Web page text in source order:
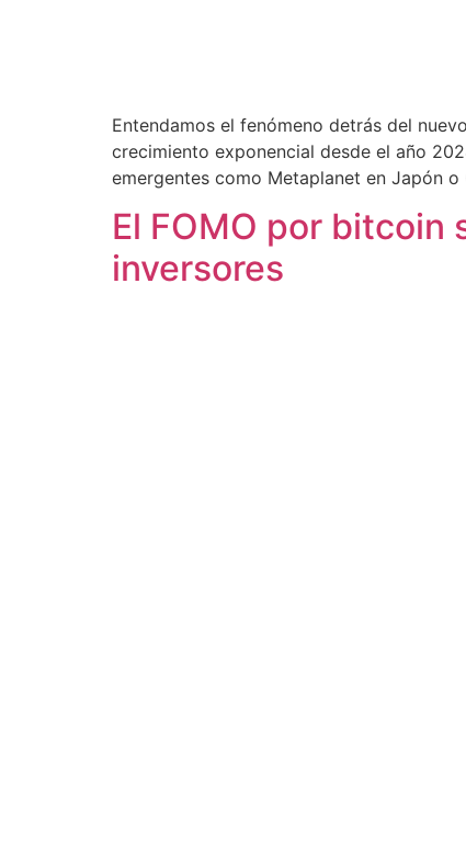
Entendamos el fenómeno detrás del
crecimiento exponencial desde el año
emergentes como Metaplanet en Japón
El FOMO por bitcoin
inversores